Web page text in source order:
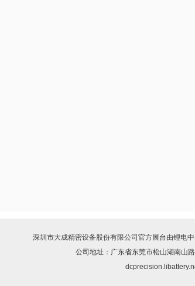
深圳市大成精密设备股份有限公司 官方展台由锂电中
公司地址：广东省东莞市松山湖南山